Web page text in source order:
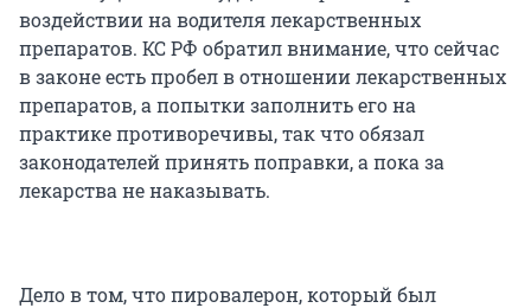
воздействии на водителя лекарственных
препаратов. КС РФ обратил внимание, что сейчас
в законе есть пробел в отношении лекарственных
препаратов, а попытки заполнить его на
практике противоречивы, так что обязал
законодателей принять поправки, а пока за
лекарства не наказывать.
Дело в том, что пировалерон, который был